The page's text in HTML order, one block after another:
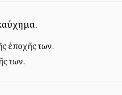
ἐποχῆς των.
των.